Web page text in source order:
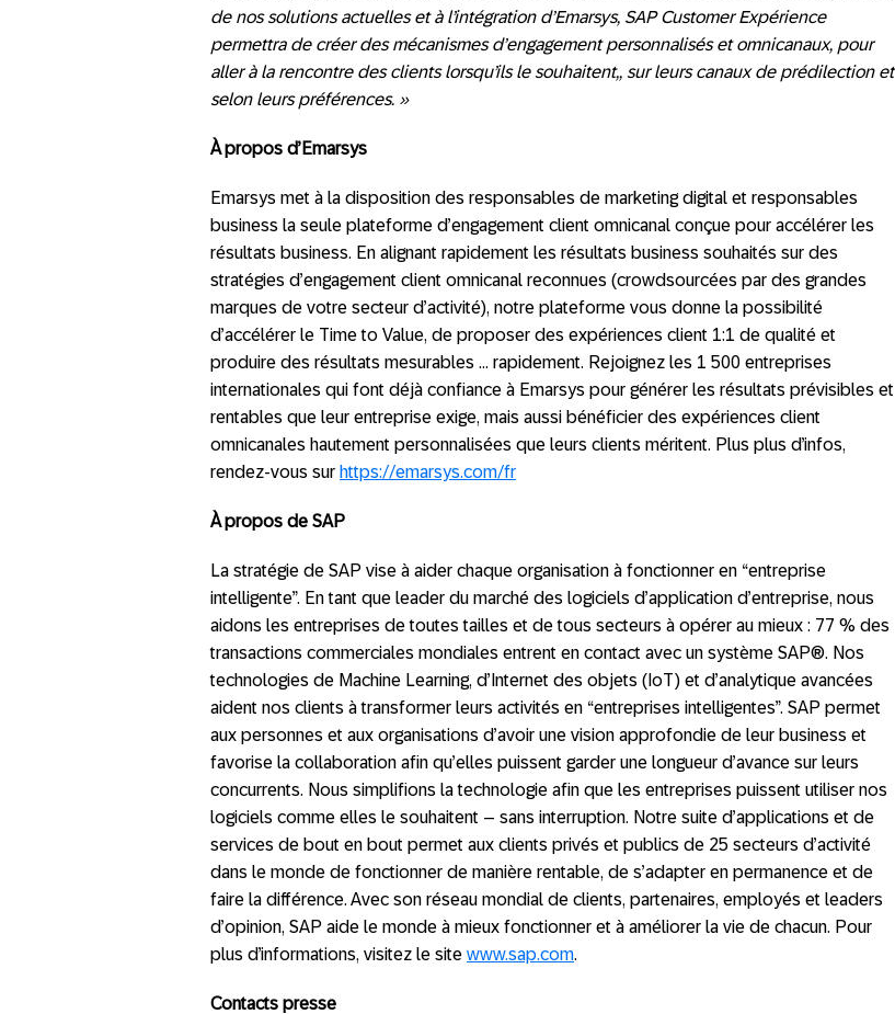
de nos solutions actuelles et à l’intégration d’Emarsys, SAP Customer Expérience
permettra de créer des mécanismes d’engagement personnalisés et omnicanaux, pour
aller à la rencontre des clients lorsqu’ils le souhaitent,, sur leurs canaux de prédilection et
selon leurs préférences. »
À propos d’Emarsys
Emarsys met à la disposition des responsables de marketing digital et responsables
business la seule plateforme d’engagement client omnicanal conçue pour accélérer les
résultats business. En alignant rapidement les résultats business souhaités sur des
stratégies d’engagement client omnicanal reconnues (crowdsourcées par des grandes
marques de votre secteur d’activité), notre plateforme vous donne la possibilité
d’accélérer le Time to Value, de proposer des expériences client 1:1 de qualité et
produire des résultats mesurables … rapidement. Rejoignez les 1 500 entreprises
internationales qui font déjà confiance à Emarsys pour générer les résultats prévisibles et
rentables que leur entreprise exige, mais aussi bénéficier des expériences client
omnicanales hautement personnalisées que leurs clients méritent. Plus plus d’infos,
rendez-vous sur https://emarsys.com/fr
À propos de SAP
La stratégie de SAP vise à aider chaque organisation à fonctionner en “entreprise
intelligente”. En tant que leader du marché des logiciels d’application d’entreprise, nous
aidons les entreprises de toutes tailles et de tous secteurs à opérer au mieux : 77 % des
transactions commerciales mondiales entrent en contact avec un système SAP®. Nos
technologies de Machine Learning, d’Internet des objets (IoT) et d’analytique avancées
aident nos clients à transformer leurs activités en “entreprises intelligentes”. SAP permet
aux personnes et aux organisations d’avoir une vision approfondie de leur business et
favorise la collaboration afin qu’elles puissent garder une longueur d’avance sur leurs
concurrents. Nous simplifions la technologie afin que les entreprises puissent utiliser nos
logiciels comme elles le souhaitent – sans interruption. Notre suite d’applications et de
services de bout en bout permet aux clients privés et publics de 25 secteurs d’activité
dans le monde de fonctionner de manière rentable, de s’adapter en permanence et de
faire la différence. Avec son réseau mondial de clients, partenaires, employés et leaders
d’opinion, SAP aide le monde à mieux fonctionner et à améliorer la vie de chacun. Pour
plus d’informations, visitez le site www.sap.com.
Contacts presse